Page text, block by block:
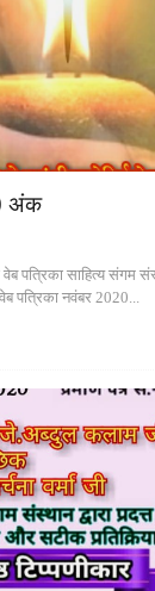
अंक
पत्रिका साहित्य संगम
पत्रिका नवंबर 2020...